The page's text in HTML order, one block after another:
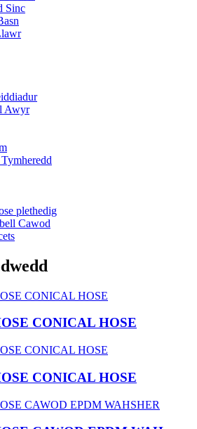
Sinc
Awyr
plethedig
Cawod
CONICAL HOSE
CONICAL HOSE